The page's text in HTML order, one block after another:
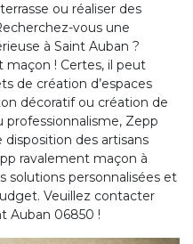
ou réaliser des
vous une
à Saint Auban ?
maçon ! Certes, il peut
de création d’espaces
décoratif ou création de
professionnalisme, Zepp
des artisans
ravalement maçon à
solutions personnalisées et
Veuillez contacter
Auban 06850 !